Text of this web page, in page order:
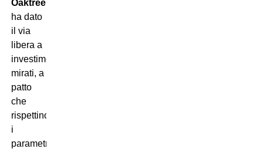
Oaktree
ha dato
il via
libera a
investimenti
mirati, a
patto
che
rispettino
i
parametri